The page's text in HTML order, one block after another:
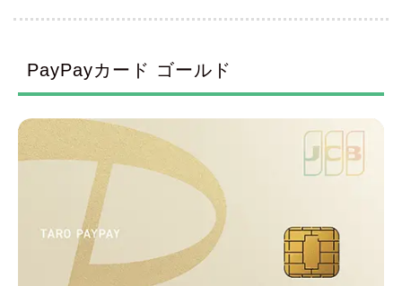
PayPayカード ゴールド